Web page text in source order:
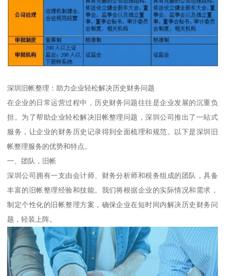
深圳旧帐整理：助力企业轻松解决历史财务问题
在企业的日常运营过程中，历史财务问题往往是企业发展的沉重负
担。为了帮助企业轻松解决旧帐整理问题，深圳公司推出了一站式
服务，让企业的财务历史记录得到全面梳理和规范。以下是深圳旧
帐整理服务的优势和特点。
一、团队，旧帐
深圳公司拥有一支由会计师、财务分析师和税务组成的团队，具备
丰富的旧帐整理经验和技能。我们将根据企业的实际情况和需求，
制定个性化的旧帐整理方案，确保企业在短时间内解决历史财务问
题，轻装上阵。